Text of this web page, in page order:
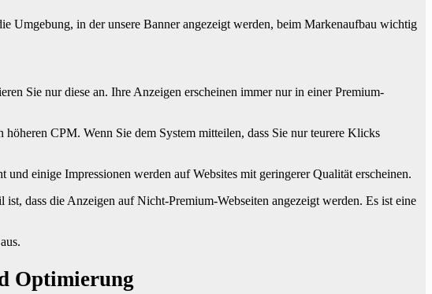
Umgebung, in der unsere Banner angezeigt werden, beim Markenaufbau wichtig
Sie nur diese an. Ihre Anzeigen erscheinen immer nur in einer Premium-
CPM. Wenn Sie dem System mitteilen, dass Sie nur teurere Klicks
einige Impressionen werden auf Websites mit geringerer Qualität erscheinen.
dass die Anzeigen auf Nicht-Premium-Webseiten angezeigt werden. Es ist eine
Optimierung